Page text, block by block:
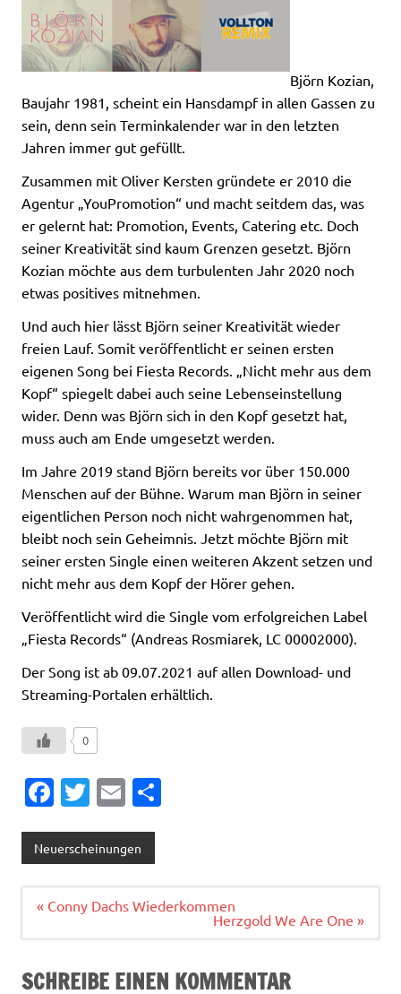
Björn Kozian,
Baujahr 1981, scheint ein Hansdampf in allen Gassen zu
sein, denn sein Terminkalender war in den letzten
Jahren immer gut gefüllt.
Zusammen mit Oliver Kersten gründete er 2010 die
Agentur „YouPromotion“ und macht seitdem das, was
er gelernt hat: Promotion, Events, Catering etc. Doch
seiner Kreativität sind kaum Grenzen gesetzt. Björn
Kozian möchte aus dem turbulenten Jahr 2020 noch
etwas positives mitnehmen.
Und auch hier lässt Björn seiner Kreativität wieder
freien Lauf. Somit veröffentlicht er seinen ersten
eigenen Song bei Fiesta Records. „Nicht mehr aus dem
Kopf“ spiegelt dabei auch seine Lebenseinstellung
wider. Denn was Björn sich in den Kopf gesetzt hat,
muss auch am Ende umgesetzt werden.
Im Jahre 2019 stand Björn bereits vor über 150.000
Menschen auf der Bühne. Warum man Björn in seiner
eigentlichen Person noch nicht wahrgenommen hat,
bleibt noch sein Geheimnis. Jetzt möchte Björn mit
seiner ersten Single einen weiteren Akzent setzen und
nicht mehr aus dem Kopf der Hörer gehen.
Veröffentlicht wird die Single vom erfolgreichen Label
„Fiesta Records“ (Andreas Rosmiarek, LC 00002000).
Der Song ist ab 09.07.2021 auf allen Download- und
Streaming-Portalen erhältlich.
0
Fa
e
b
o
o
k
T
it
te
r
E
ai
l
n
Neuerscheinungen
Beitragsnavigation
« Conny Dachs Wiederkommen
Herzgold We Are One »
SCHREIBE EINEN KOMMENTAR